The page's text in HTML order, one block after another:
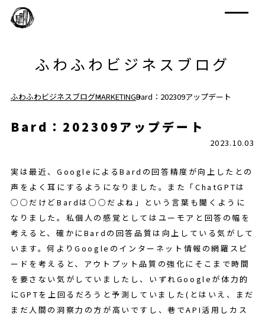
ふわふわビジネスブログ
ふわふわビジネスブログMARKETINGBard：202309アップデート
Bard：202309アップデート
2023.10.03
実は最近、GoogleによるBardの回答精度が向上したとの
声をよく耳にするようになりました。また「ChatGPTは
○○だけどBardは○○だよね」という言葉も聞くように
なりました。私個人の感覚としてはユーモアと回答の幅を
考えると、確かにBardの回答品質は向上している気がして
います。何よりGoogleのインターネット情報の網羅スピ
ードを考えると、アウトプット品質の強化にそこまで時間
を要さない気がしていましたし、いずれGoogleが体力的
にGPTを上回るだろうと予測していました(とはいえ、まだ
まだ人間の洞察力の方が高いですし、巷でAPI活用しカス